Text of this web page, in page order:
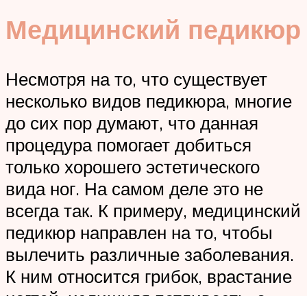
Медицинский педикюр
Несмотря на то, что существует
несколько видов педикюра, многие
до сих пор думают, что данная
процедура помогает добиться
только хорошего эстетического
вида ног. На самом деле это не
всегда так. К примеру, медицинский
педикюр направлен на то, чтобы
вылечить различные заболевания.
К ним относится грибок, врастание